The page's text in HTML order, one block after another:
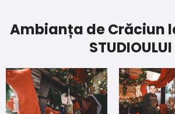
Ambianța de Crăciun
STUDIOULUI